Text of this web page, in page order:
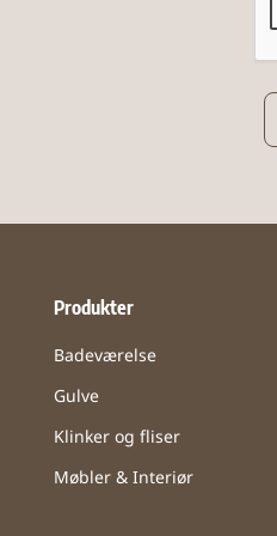
Produkter
Badeværelse
Gulve
Klinker og fliser
Møbler & Interiør